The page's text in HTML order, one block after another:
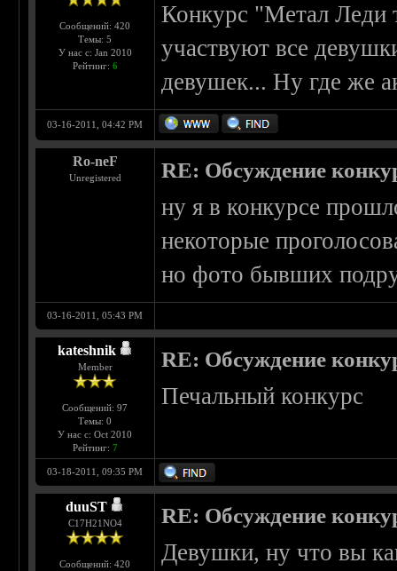
Сообщений: 420
Темы: 5
У нас с: Jan 2010
Рейтинг: 6
Конкурс "Метал Леди
участвуют все
девушек... Ну где же
03-16-2011, 04:42 PM
Ro-neF
Unregistered RE: Обсуждение
ну я в конкурсе
некоторые
но фото бывших
03-16-2011, 05:43 PM
kateshnik
Member
Сообщений: 97
Темы: 0
У нас с: Oct 2010
Рейтинг: 7
RE: Обсуждение
Печальный конкурс
03-18-2011, 09:35 PM
duuST
С17H21NO4
Сообщений: 420
RE: Обсуждение
Девушки, ну что вы